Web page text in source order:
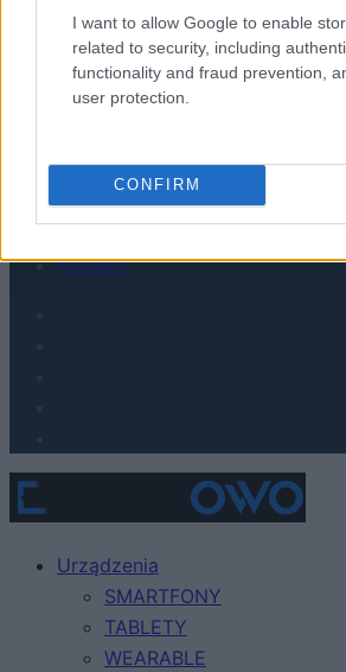
I want to allow Google to enable
related to security, including
functionality and fraud prevention,
user protection.
CONFIRM
Promocje
FinTech
Hardware PC
Moto
AI
Redakcja
Kontakt
Urządzenia
SMARTFONY
TABLETY
WEARABLE